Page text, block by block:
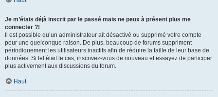
Je m’étais déjà inscrit par le passé mais ne peux à présent plus me
connecter ?!
Il est possible qu’un administrateur ait désactivé ou supprimé votre compte
pour une quelconque raison. De plus, beaucoup de forums suppriment
périodiquement les utilisateurs inactifs afin de réduire la taille de leur base de
données. Si tel était le cas, inscrivez-vous de nouveau et essayez de participer
plus activement aux discussions du forum.
Haut